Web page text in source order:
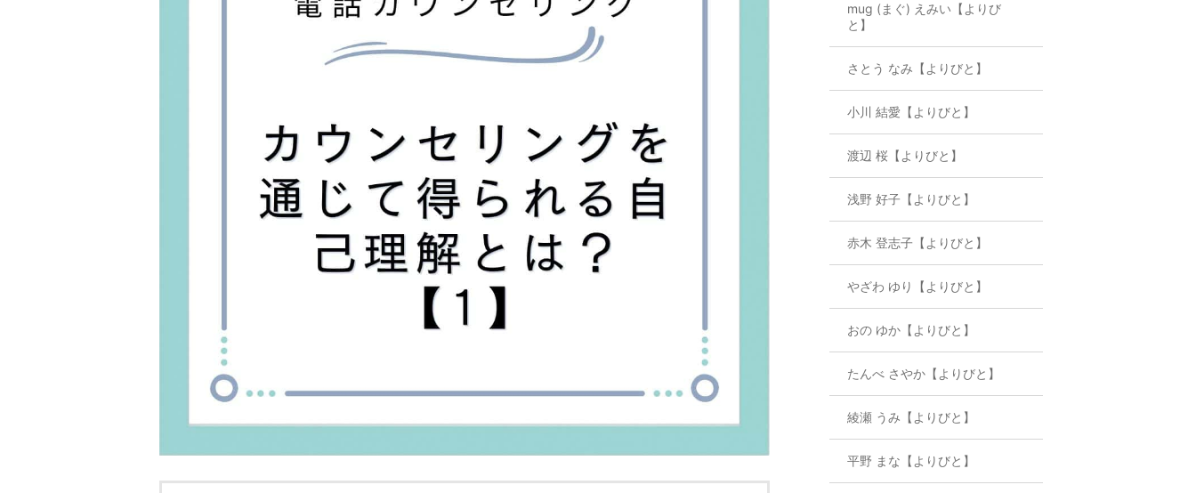
mug (まぐ) えみい【よりび
と】
さとう なみ【よりびと】
小川 結愛【よりびと】
渡辺 桜【よりびと】
浅野 好子【よりびと】
赤木 登志子【よりびと】
やざわ ゆり【よりびと】
おの ゆか【よりびと】
たんべ さやか【よりびと】
綾瀬 うみ【よりびと】
平野 まな【よりびと】